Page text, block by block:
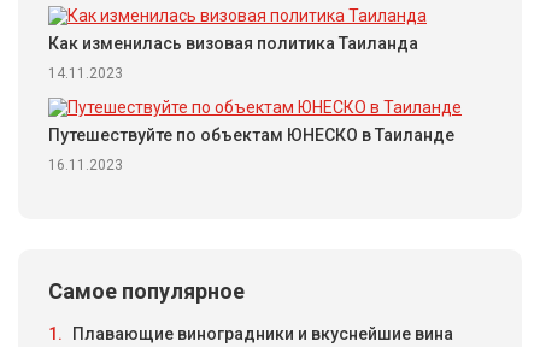
Как изменилась визовая политика Таиланда
14.11.2023
Путешествуйте по объектам ЮНЕСКО в Таиланде
16.11.2023
Самое популярное
1.
Плавающие виноградники и вкуснейшие вина